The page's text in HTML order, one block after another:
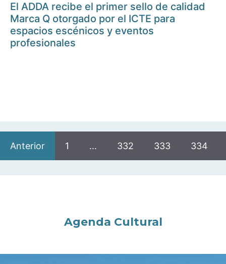
El ADDA recibe el primer sello de calidad
Marca Q otorgado por el ICTE para
espacios escénicos y eventos
profesionales
Anterior 1 … 332 333 334
Agenda Cultural